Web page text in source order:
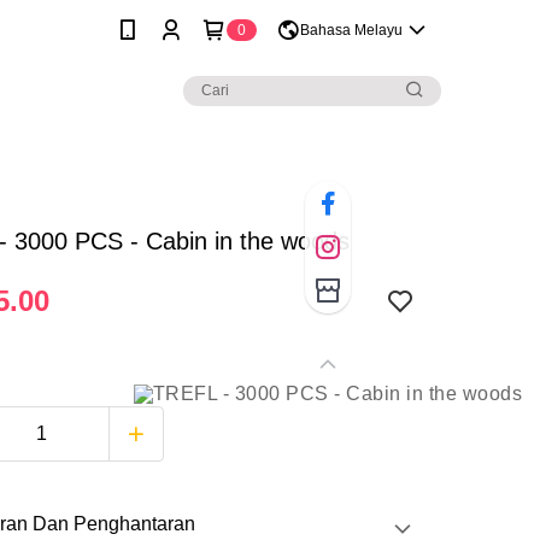
0 Bahasa Melayu
3000 PCS - Cabin in the woods
Dan Penghantaran